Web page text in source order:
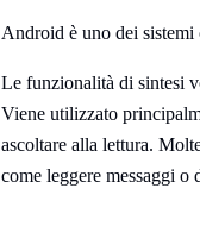
Android è uno dei
Le funzionalità di sintesi
Viene utilizzato
ascoltare alla lettura.
come leggere messaggi o